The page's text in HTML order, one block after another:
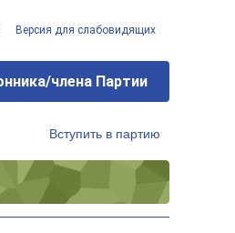
Версия для слабовидящих
члена Партии
Вступить в партию